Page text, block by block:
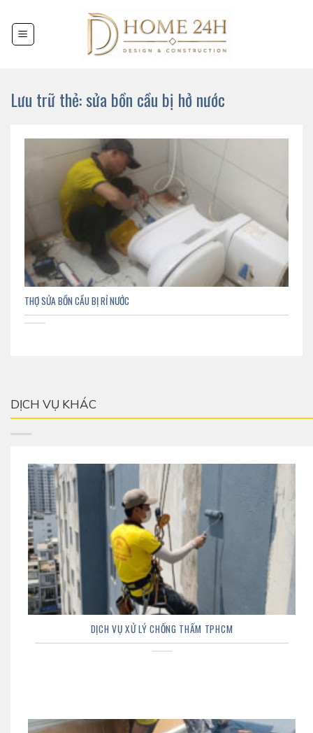
đến
nội
Lưu trữ thẻ:sửa bồn cầu bị hở nước
THỢ SỬA BỒN CẦU BỊ RỈ NƯỚC
DỊCH VỤ KHÁC
DỊCH VỤ XỬ LÝ CHỐNG THẤM TPHCM